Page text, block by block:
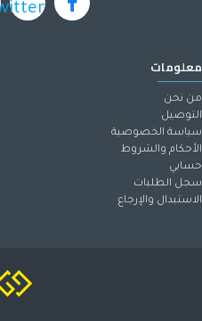
معلومات
من نحن
التوصيل
سياسة الخصوصية
الأحكام والشروط
حسابي
سجل الطلبات
الاستبدال والإرجاع